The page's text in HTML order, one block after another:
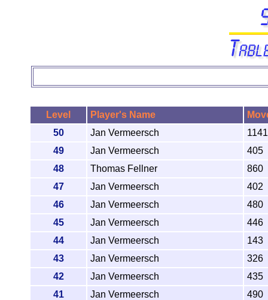
Level Player's Name
50
Jan Vermeersch
1141
49
Jan Vermeersch
405
48
Thomas Fellner
860
47
Jan Vermeersch
402
46
Jan Vermeersch
480
45
Jan Vermeersch
446
44
Jan Vermeersch
143
43
Jan Vermeersch
326
42
Jan Vermeersch
435
41
Jan Vermeersch
490